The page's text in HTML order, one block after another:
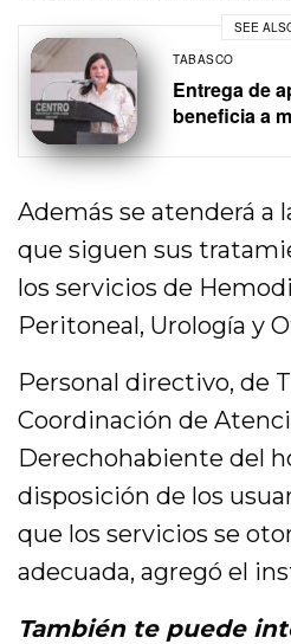
SEE
TABASCO
Entrega de
beneficia a
Además se atenderá a
que siguen sus
los servicios de
Peritoneal, Urología y
Personal directivo, de
Coordinación de
Derechohabiente del
disposición de los
que los servicios se
adecuada, agregó el
También te puede